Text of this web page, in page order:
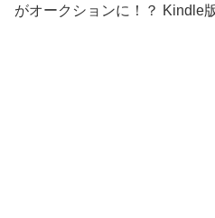
がオークションに！？ Kindle